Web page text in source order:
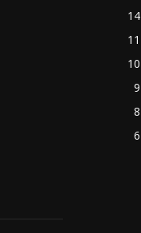
14
11
10
9
8
6